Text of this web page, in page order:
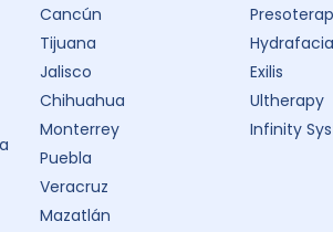
Cancún
Tijuana
Jalisco
Chihuahua
Monterrey
Puebla
Veracruz
Mazatlán
Exilis
Ultherapy
Infinity